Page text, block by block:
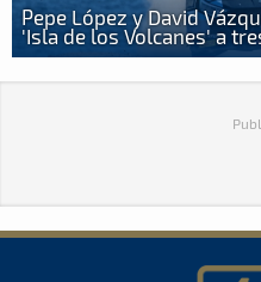
Pepe López y David
'Isla de los Volcanes' a